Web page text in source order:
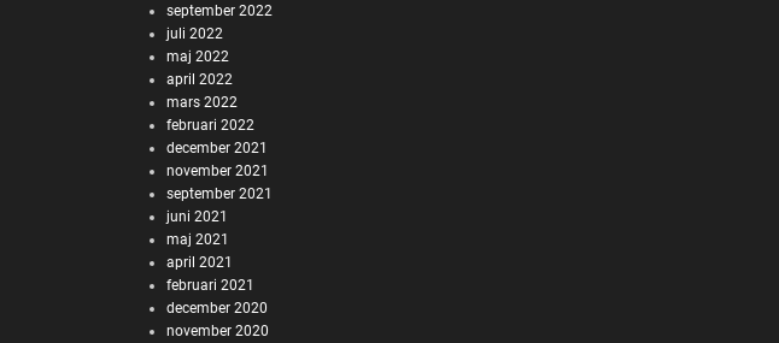
september 2022
juli 2022
maj 2022
april 2022
mars 2022
februari 2022
december 2021
november 2021
september 2021
juni 2021
maj 2021
april 2021
februari 2021
december 2020
november 2020